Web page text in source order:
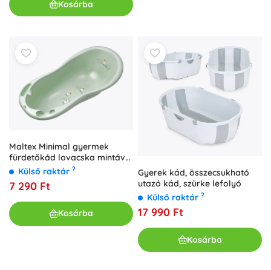
Kosárba
Maltex Minimal gyermek
fürdetőkád lovacska mintával
100 cm, acélszürke
Külső raktár ?
7 290 Ft
Kosárba
Gyerek kád, összecsukható
utazó kád, szürke lefolyó
Külső raktár ?
17 990 Ft
Kosárba